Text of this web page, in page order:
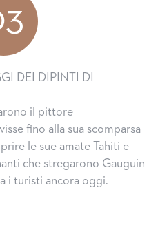
DEI DIPINTI DI
il pittore
fino alla sua scomparsa
le sue amate Tahiti e
che stregarono Gauguin
i turisti ancora oggi.